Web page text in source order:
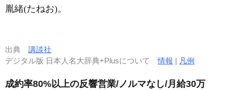
胤緒(たねお)。
出典 講談社
デジタル版 日本人名大辞典+Plusについて情報 | 凡例
成約率80%以上の反響営業/ノルマなし/月給30万